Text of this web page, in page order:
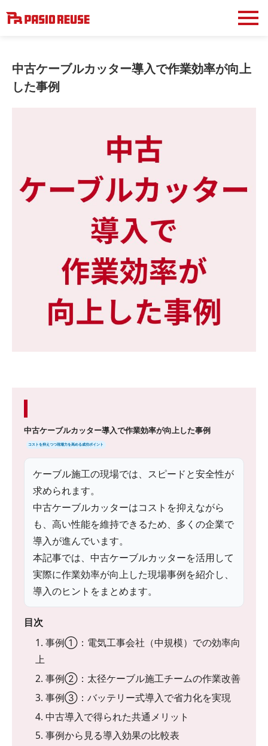
中古ケーブルカッター導入で作業効率が向上
した事例
中古ケーブルカッター導入で作業効率が向上した事例
コストを抑えつつ現場力を高める成功ポイント
ケーブル施工の現場では、スピードと安全性が
求められます。
中古ケーブルカッターはコストを抑えながら
も、高い性能を維持できるため、多くの企業で
導入が進んでいます。
本記事では、中古ケーブルカッターを活用して
実際に作業効率が向上した現場事例を紹介し、
導入のヒントをまとめます。
目次
1. 事例①：電気工事会社（中規模）での効率向
上
2. 事例②：太径ケーブル施工チームの作業改善
3. 事例③：バッテリー式導入で省力化を実現
4. 中古導入で得られた共通メリット
5. 事例から見る導入効果の比較表